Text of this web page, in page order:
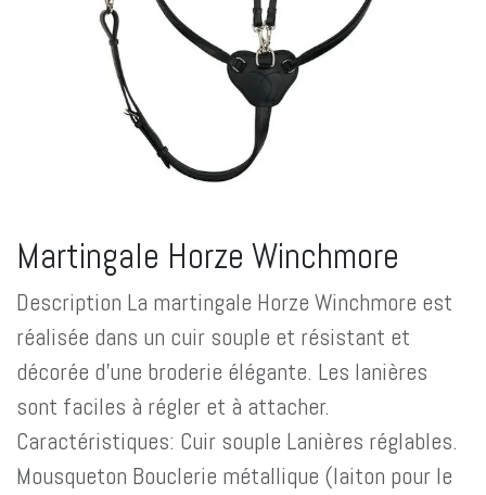
Martingale Horze Winchmore
Description La martingale Horze Winchmore est
réalisée dans un cuir souple et résistant et
décorée d'une broderie élégante. Les lanières
sont faciles à régler et à attacher.
Caractéristiques: Cuir souple Lanières réglables.
Mousqueton Bouclerie métallique (laiton pour le